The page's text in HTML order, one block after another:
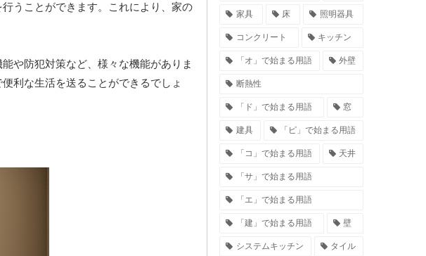
うことができます。これにより、家の
や防犯対策など、様々な機能がありま
利な生活を送ることができるでしょ
家具 床 照明器具
コンクリート キッチン
「オ」で始まる用語 外壁
断熱性
「ド」で始まる用語 窓
建具 「ピ」で始まる用語
「コ」で始まる用語 天井
「サ」で始まる用語
「エ」で始まる用語
「建」で始まる用語 壁
システムキッチン タイル